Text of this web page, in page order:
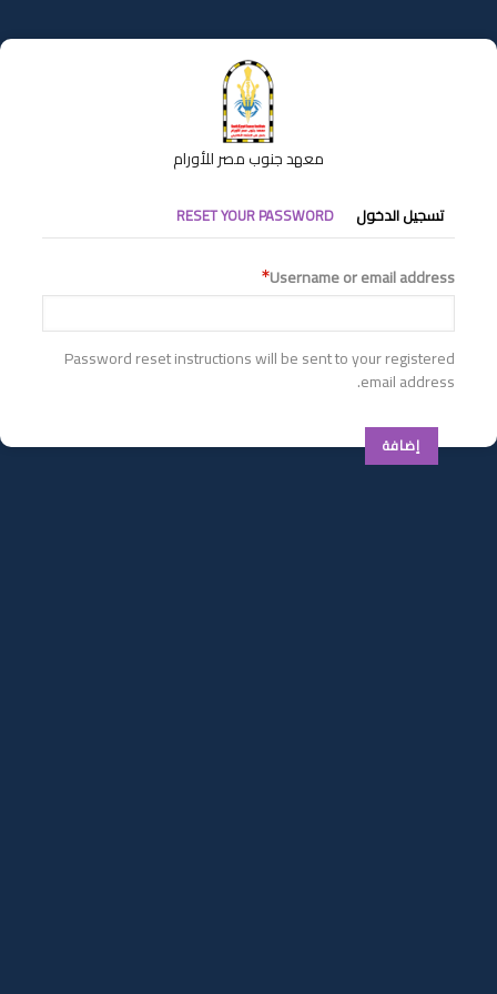
إلى
المحتوى
معهد جنوب مصر للأورام
التبويبات
الأساسية
تسجيل الدخول RESET YOUR PASSWORD
Username or email address
Password reset instructions will be sent to your registered
email address.